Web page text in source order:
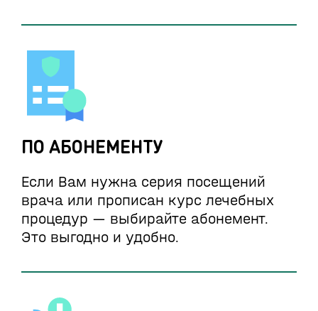
ПО АБОНЕМЕНТУ
Если Вам нужна серия посещений
врача или прописан курс лечебных
процедур — выбирайте абонемент.
Это выгодно и удобно.